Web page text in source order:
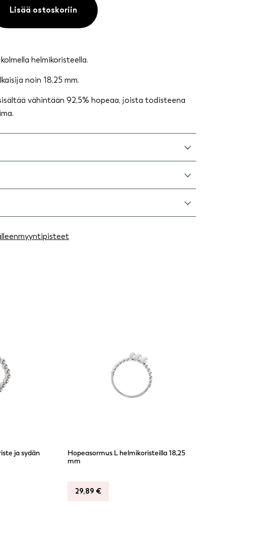
Lisää ostoskoriin
helmikoristeella.
noin 18,25 mm.
vähintään 92,5% hopeaa, joista todisteena
ja sydän
Hopeasormus L helmikoristeilla 18,25
mm
29,89 €